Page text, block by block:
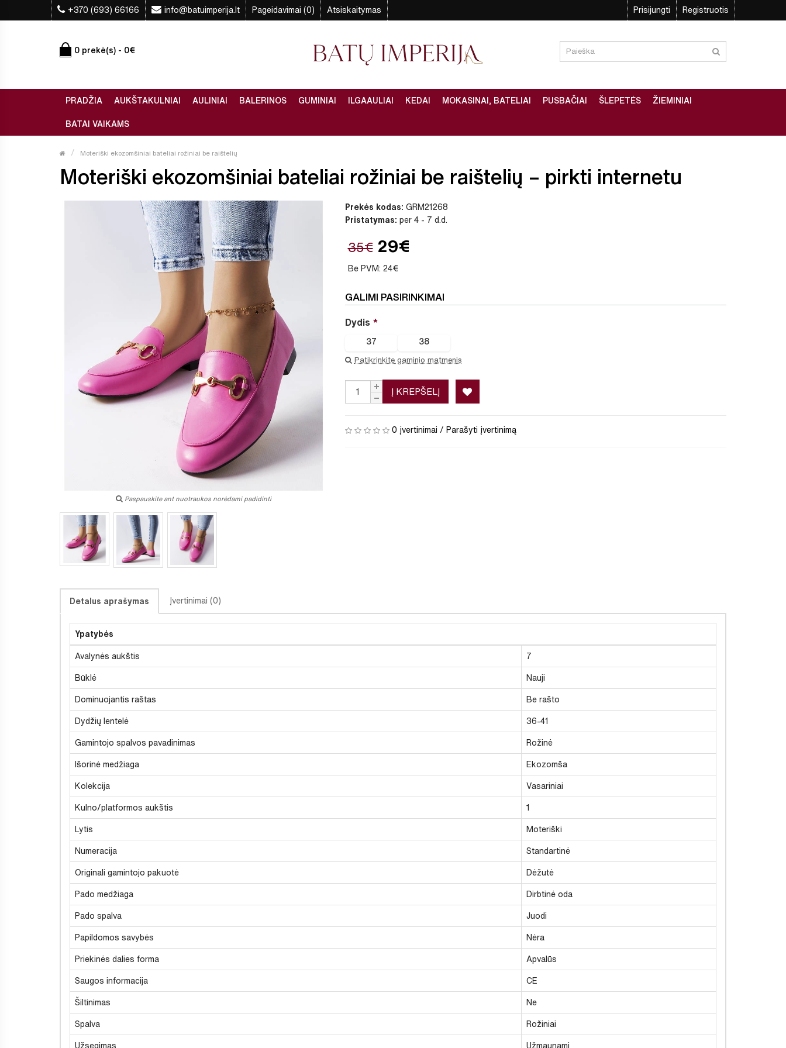
+370 (693) 66166 info@batuimperija.lt Pageidavimai (0) Atsiskaitymas Prisijungti Registruotis
0 prekė(s) - 0€
PRADŽIA AUKŠTAKULNIAI AULINIAI BALERINOS GUMINIAI ILGAAULIAI KEDAI MOKASINAI, BATELIAI PUSBAČIAI ŠLEPETĖS ŽIEMINIAI
BATAI VAIKAMS
Moteriški ekozomšiniai bateliai rožiniai be raištelių
Moteriški ekozomšiniai bateliai rožiniai be raištelių – pirkti internetu
Paspauskite ant nuotraukos norėdami padidinti
Prekės kodas: GRM21268
Pristatymas: per 4 - 7 d.d.
35€ 29€
Be PVM: 24€
GALIMI PASIRINKIMAI
Dydis
37 38
Patikrinkite gaminio matmenis
Į KREPŠELĮ
0 įvertinimai / Parašyti įvertinimą
Detalus aprašymas Įvertinimai (0)
Ypatybės
Avalynės aukštis 7
Būklė Nauji
Dominuojantis raštas Be rašto
Dydžių lentelė 36-41
Gamintojo spalvos pavadinimas Rožinė
Išorinė medžiaga Ekozomša
Kolekcija Vasariniai
Kulno/platformos aukštis 1
Lytis Moteriški
Numeracija Standartinė
Originali gamintojo pakuotė Dėžutė
Pado medžiaga Dirbtinė oda
Pado spalva Juodi
Papildomos savybės Nėra
Priekinės dalies forma Apvalūs
Saugos informacija CE
Šiltinimas Ne
Spalva Rožiniai
Užsegimas Užmaunami